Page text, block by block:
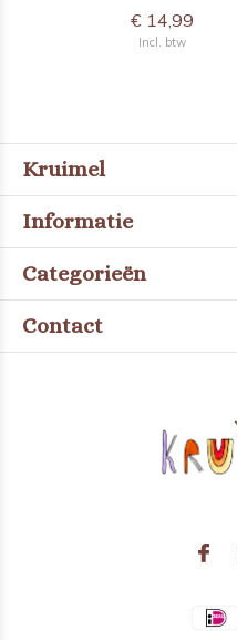
€ 14,99
Incl. btw
Kruimel
Informatie
Categorieën
Contact